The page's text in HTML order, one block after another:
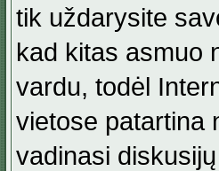
tik uždarysite
kad kitas asmuo
vardu, todėl
vietose patartina
vadinasi